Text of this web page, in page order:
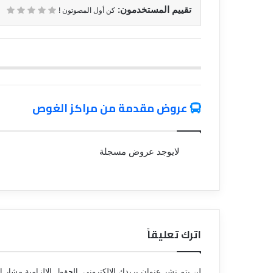
تقييم المستخدمون: كن أول المصوتون !
عروض مقدمة من مراكز الغوص
لايوجد عروض مسجلة
اترك تعليقاً
لن يتم نشر عنوان بريدك الإلكتروني. الحقول الإلزامية مشار